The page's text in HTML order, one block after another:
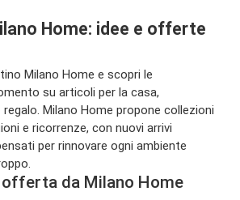
Home: idee e offerte
Milano Home e scopri le
su articoli per la casa,
Milano Home propone collezioni
e ricorrenze, con nuovi arrivi
per rinnovare ogni ambiente
da Milano Home